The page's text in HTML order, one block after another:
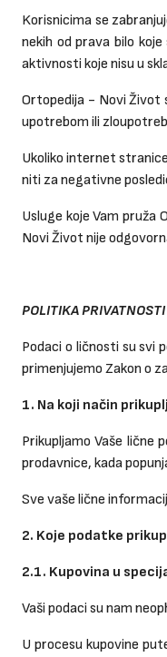
Korisnicima se
nekih od prava bilo
aktivnosti koje nisu u
Ortopedija - Novi Život
upotrebom ili
Ukoliko internet
niti za negativne
Usluge koje Vam
Novi Život nije
POLITIKA PRIVATNOSTI
Podaci o ličnosti su svi
primenjujemo Zakon o
1. Na koji način
Prikupljamo Vaše lične
prodavnice, kada
Sve vaše lične
2. Koje podatke
2.1. Kupovina u
Vaši podaci su nam
U procesu kupovine